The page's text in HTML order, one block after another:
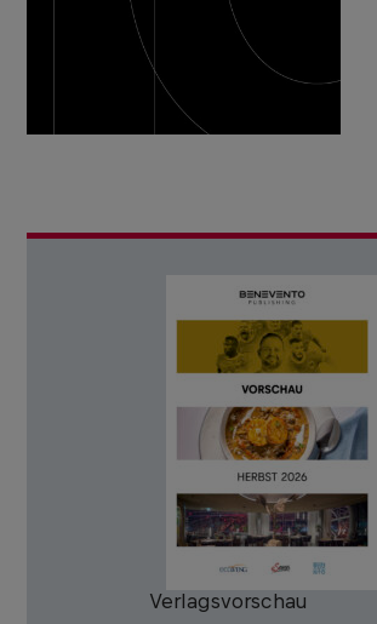
Verlagsvorschau